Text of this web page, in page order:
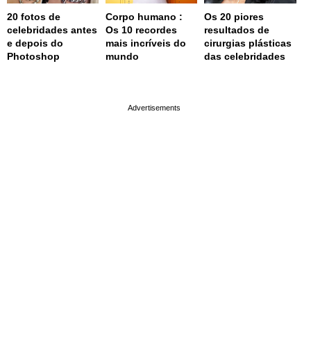
20 fotos de
celebridades antes
e depois do
Photoshop
Corpo humano :
Os 10 recordes
mais incríveis do
mundo
Os 20 piores
resultados de
cirurgias plásticas
das celebridades